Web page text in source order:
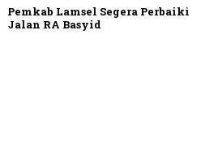
Pemkab Lamsel Segera Perbaiki
Jalan RA Basyid